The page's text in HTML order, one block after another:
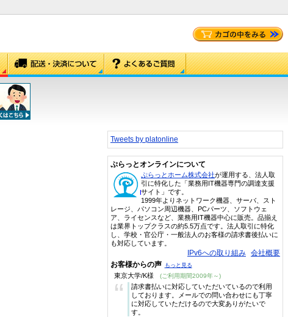
Tweets by platonline
ぷらっとオンラインについて
ぷらっとホーム株式会社が運用する、法人取
引に特化した「業務用IT機器専門の調達支援
サイト」です。
1999年よりネットワーク機器、サーバ、スト
レージ、パソコン周辺機器、PCパーツ、ソフトウェ
ア、ライセンスなど、業務用IT機器中心に販売。品揃え
は業界トップクラスの約5.5万点です。法人取引に特化
し、学校・官公庁・一般法人のお客様の請求書後払いに
も対応しています。
IPv6への取り組み 会社概要
お客様からの声 もっと見る
東京大学/K様 (ご利用期間2009年～)
“
請求書払いに対応していただいているので利用
しております。メールでの問い合わせにも丁寧
に対応していただけるので大変ありがたいで
す。